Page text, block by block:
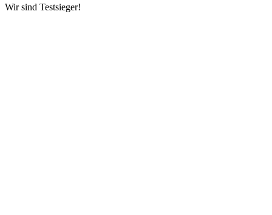
Wir sind Testsieger!